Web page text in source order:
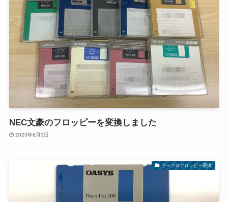
NEC文豪のフロッピーを変換しました
2023年8月3日
ワープロフロッピー変換